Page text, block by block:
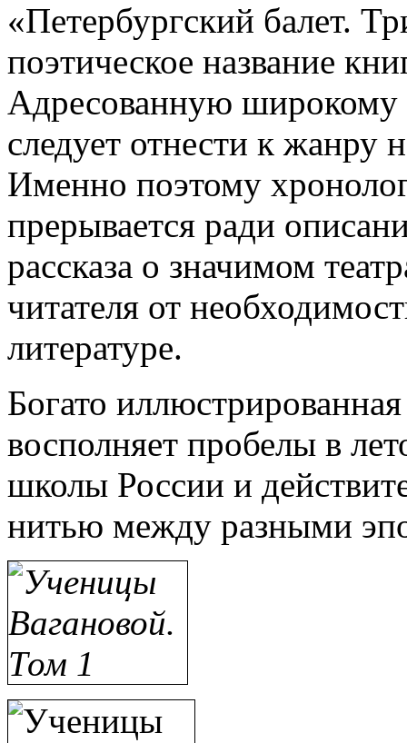
«Петербургский балет.
поэтическое название
Адресованную широкому
следует отнести к жанру
Именно поэтому
прерывается ради
рассказа о значимом
читателя от
литературе.
Богато
восполняет пробелы в
школы России и
нитью между разными